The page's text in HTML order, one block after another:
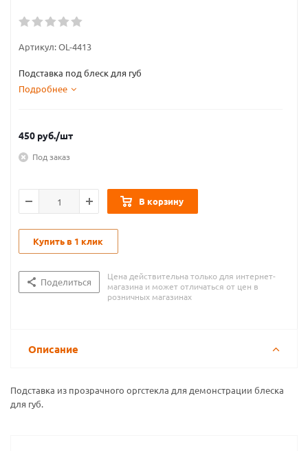
Артикул:OL-4413
Подставка под блеск для губ
Подробнее
450 руб./шт
Под заказ
В корзину
Купить в 1 клик
Поделиться
Цена действительна только для интернет-
магазина и может отличаться от цен в
розничных магазинах
Описание
Подставка из прозрачного оргстекла для демонстрации блеска
для губ.